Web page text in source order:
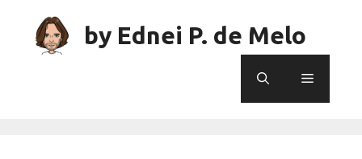
content
by Ednei P. de Melo
Menu